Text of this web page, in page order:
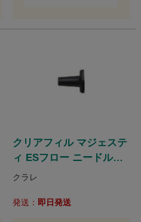
クリアフィル マジェステ
ィ ESフロー ニードルチ
ップキャップ
クラレ
発送： 即日発送